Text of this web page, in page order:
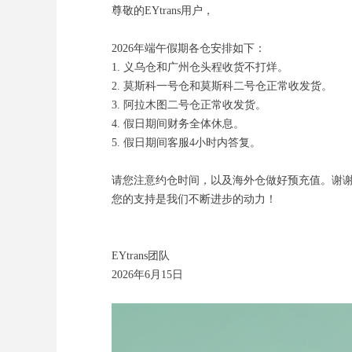
尊敬的EYtrans用户，
2026年端午假期各仓安排如下：
1. 义乌仓和广州仓头程收货不打烊。
2. 莫斯科一号仓和莫斯科二号仓正常收发货。
3. 阿拉木图二号仓正常收发货。
4. 假日期间财务全体休息。
5. 假日期间客服4小时内答复。
请您注意约仓时间，以及海外仓做好预充值。谢
您的支持是我们不断进步的动力！
EYtrans团队
2026年6月15日